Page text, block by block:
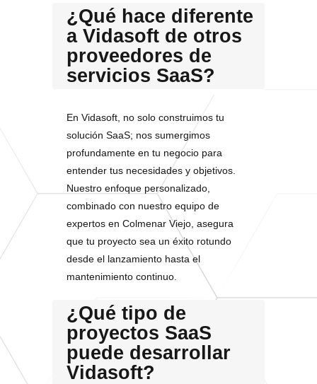
¿Qué hace diferente
a Vidasoft de otros
proveedores de
servicios SaaS?
En Vidasoft, no solo construimos tu
solución SaaS; nos sumergimos
profundamente en tu negocio para
entender tus necesidades y objetivos.
Nuestro enfoque personalizado,
combinado con nuestro equipo de
expertos en Colmenar Viejo, asegura
que tu proyecto sea un éxito rotundo
desde el lanzamiento hasta el
mantenimiento continuo.
¿Qué tipo de
proyectos SaaS
puede desarrollar
Vidasoft?